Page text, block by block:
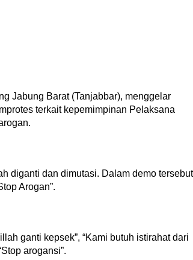
Jabung Barat (Tanjabbar), menggelar
terkait kepemimpinan Pelaksana
diganti dan dimutasi. Dalam demo
Arogan”.
ganti kepsek”, “Kami butuh istirahat dari
arogansi”.